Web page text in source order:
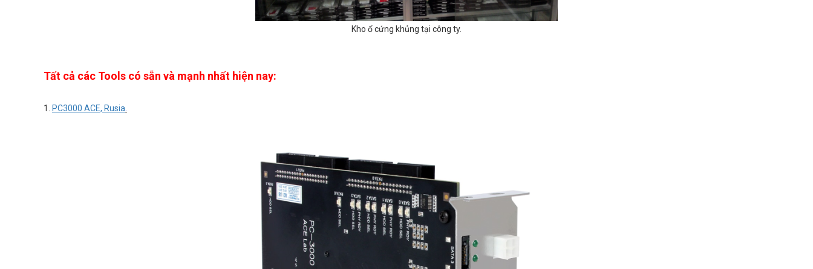
Kho ổ cứng khủng tại công ty.
Tất cả các Tools có sẵn và mạnh nhất hiện nay:
1. PC3000 ACE, Rusia